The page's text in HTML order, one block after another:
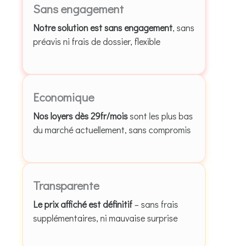
Sans engagement
Notre solution est sans engagement, sans
préavis ni frais de dossier, flexible
Economique
Nos loyers dès 29fr/moissont les plus bas
du marché actuellement, sans compromis
Transparente
Le prix affiché est définitif – sans frais
supplémentaires, ni mauvaise surprise